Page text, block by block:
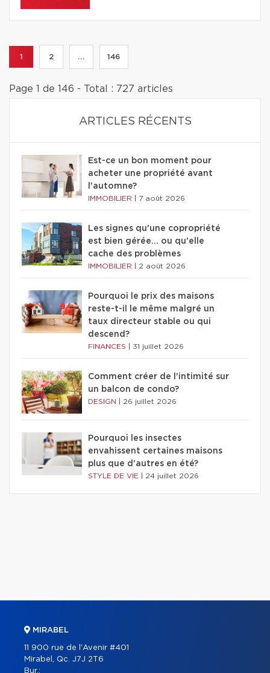
1 2 ... 146
Page 1 de 146 - Total : 727 articles
ARTICLES RÉCENTS
Est-ce un bon moment pour
acheter une propriété avant
l'automne?
IMMOBILIER 7 août 2026
Les signes qu'une copropriété
est bien gérée… ou qu'elle
cache des problèmes
IMMOBILIER 2 août 2026
Pourquoi le prix des maisons
reste-t-il le même malgré un
taux directeur stable ou qui
descend?
FINANCES 31 juillet 2026
Comment créer de l'intimité sur
un balcon de condo?
DESIGN 26 juillet 2026
Pourquoi les insectes
envahissent certaines maisons
plus que d'autres en été?
STYLE DE VIE 24 juillet 2026
MIRABEL
11 900 rue de l'Avenir #401
Mirabel, Qc. J7J 2T6
Bur.: